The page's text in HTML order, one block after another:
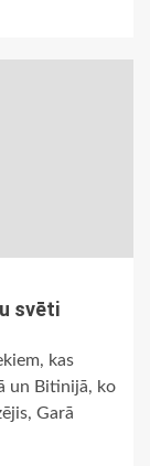
svēti
kas
un Bitinijā, ko
Garā